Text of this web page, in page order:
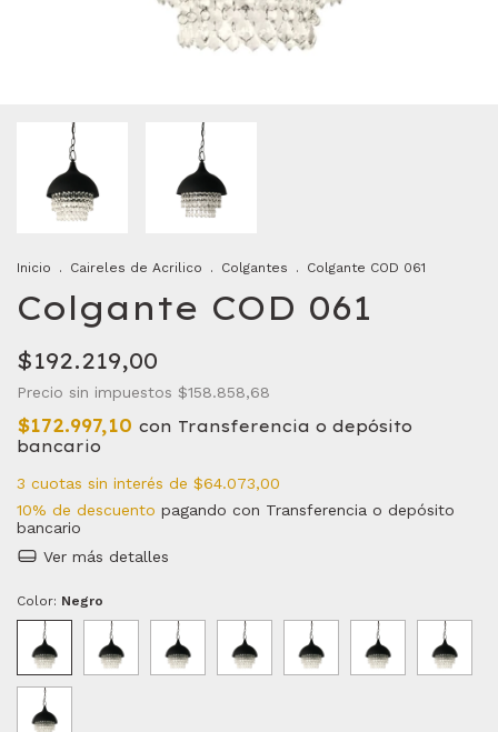
Inicio . Caireles de Acrilico . Colgantes . Colgante COD 061
Colgante COD 061
$192.219,00
Precio sin impuestos $158.858,68
$172.997,10 con Transferencia o depósito
bancario
3 cuotas sin interés de $64.073,00
10% de descuento pagando con Transferencia o depósito
bancario
Ver más detalles
Color: Negro